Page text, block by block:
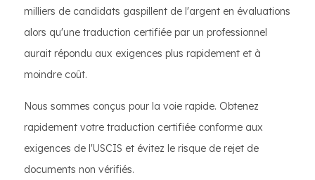
milliers de candidats gaspillent de l'argent en évaluations
alors qu'une traduction certifiée par un professionnel
aurait répondu aux exigences plus rapidement et à
moindre coût.
Nous sommes conçus pour la voie rapide. Obtenez
rapidement votre traduction certifiée conforme aux
exigences de l'USCIS et évitez le risque de rejet de
documents non vérifiés.